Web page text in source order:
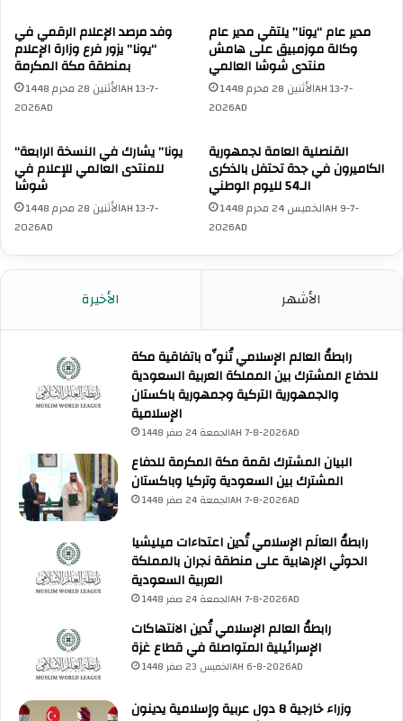
وفد مرصد الإعلام الرقمي في
“يونا” يزور فرع وزارة الإعلام
بمنطقة مكة المكرمة
الأثنين 28 محرم 1448AH 13-7-
2026AD
مدير عام “يونا” يلتقي مدير عام
وكالة موزمبيق على هامش
منتدى شوشا العالمي
الأثنين 28 محرم 1448AH 13-7-
2026AD
“يونا” يشارك في النسخة الرابعة
للمنتدى العالمي للإعلام في
شوشا
الأثنين 28 محرم 1448AH 13-7-
2026AD
القنصلية العامة لجمهورية
الكاميرون في جدة تحتفل بالذكرى
الـ54 لليوم الوطني
الخميس 24 محرم 1448AH 9-7-
2026AD
الأخيرة الأشهر
رابطةُ العالم الإسلامي تُنوِّه باتفاقية مكة
للدفاع المشترك بين المملكة العربية السعودية
والجمهورية التركية وجمهورية باكستان
الإسلامية
الجمعة 24 صفر 1448AH 7-8-2026AD
البيان المشترك لقمة مكة المكرمة للدفاع
المشترك بين السعودية وتركيا وباكستان
الجمعة 24 صفر 1448AH 7-8-2026AD
رابطةُ العالَم الإسلامي تُدين اعتداءات ميليشيا
الحوثي الإرهابية على منطقة نجران بالمملكة
العربية السعودية
الجمعة 24 صفر 1448AH 7-8-2026AD
رابطةُ العالم الإسلامي تُدين الانتهاكات
الإسرائيلية المتواصلة في قطاع غزة
الخميس 23 صفر 1448AH 6-8-2026AD
وزراء خارجية 8 دول عربية وإسلامية يدينون